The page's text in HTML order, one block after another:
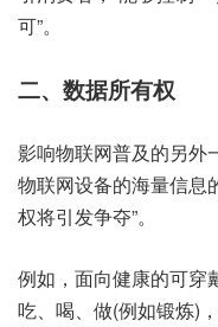
可”。
二、数据所有权
影响物联网普及的另外
物联网设备的海量信息
权将引发争夺”。
例如，面向健康的可穿
吃、喝、做(例如锻炼)